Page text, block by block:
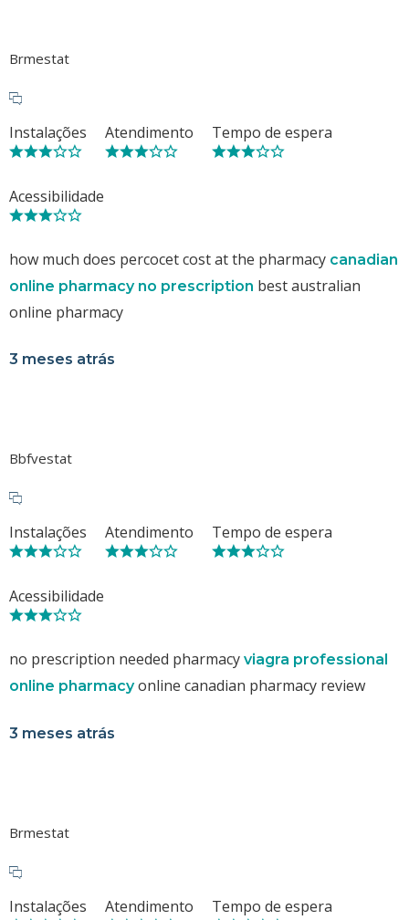
Brmestat
Instalações Atendimento Tempo de espera
Acessibilidade
how much does percocet cost at the pharmacy canadian
online pharmacy no prescription best australian
online pharmacy
3 meses atrás
Bbfvestat
Instalações Atendimento Tempo de espera
Acessibilidade
no prescription needed pharmacy viagra professional
online pharmacyonline canadian pharmacy review
3 meses atrás
Brmestat
Instalações Atendimento Tempo de espera